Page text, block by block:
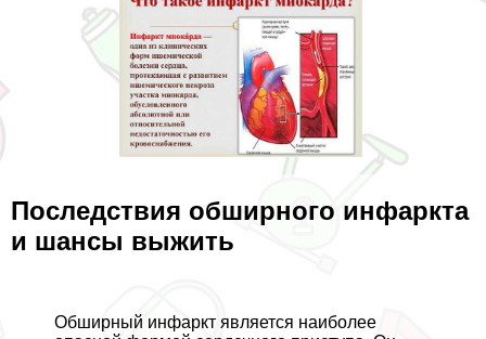
Последствия обширного инфаркта
и шансы выжить
Обширный инфаркт является наиболее